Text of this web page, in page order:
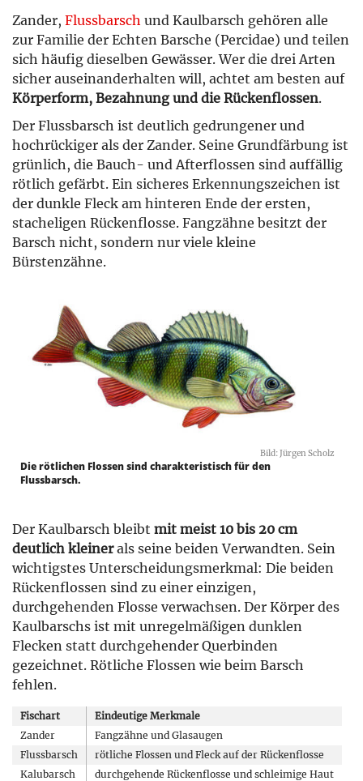
Zander, Flussbarsch und Kaulbarsch gehören alle
zur Familie der Echten Barsche (Percidae) und teilen
sich häufig dieselben Gewässer. Wer die drei Arten
sicher auseinanderhalten will, achtet am besten auf
Körperform, Bezahnung und die Rückenflossen.
Der Flussbarsch ist deutlich gedrungener und
hochrückiger als der Zander. Seine Grundfärbung ist
grünlich, die Bauch- und Afterflossen sind auffällig
rötlich gefärbt. Ein sicheres Erkennungszeichen ist
der dunkle Fleck am hinteren Ende der ersten,
stacheligen Rückenflosse. Fangzähne besitzt der
Barsch nicht, sondern nur viele kleine
Bürstenzähne.
Bild: Jürgen Scholz
Die rötlichen Flossen sind charakteristisch für den
Flussbarsch.
Der Kaulbarsch bleibt mit meist 10 bis 20 cm
deutlich kleinerals seine beiden Verwandten. Sein
wichtigstes Unterscheidungsmerkmal: Die beiden
Rückenflossen sind zu einer einzigen,
durchgehenden Flosse verwachsen. Der Körper des
Kaulbarschs ist mit unregelmäßigen dunklen
Flecken statt durchgehender Querbinden
gezeichnet. Rötliche Flossen wie beim Barsch
fehlen.
Fischart
Eindeutige Merkmale
Zander
Fangzähne und Glasaugen
Flussbarsch
rötliche Flossen und Fleck auf der Rückenflosse
Kalubarsch
durchgehende Rückenflosse und schleimige Haut